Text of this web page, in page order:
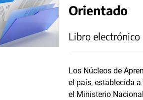
Orientado
Libro electrónico
Los Núcleos de
el país, establecida
el Ministerio